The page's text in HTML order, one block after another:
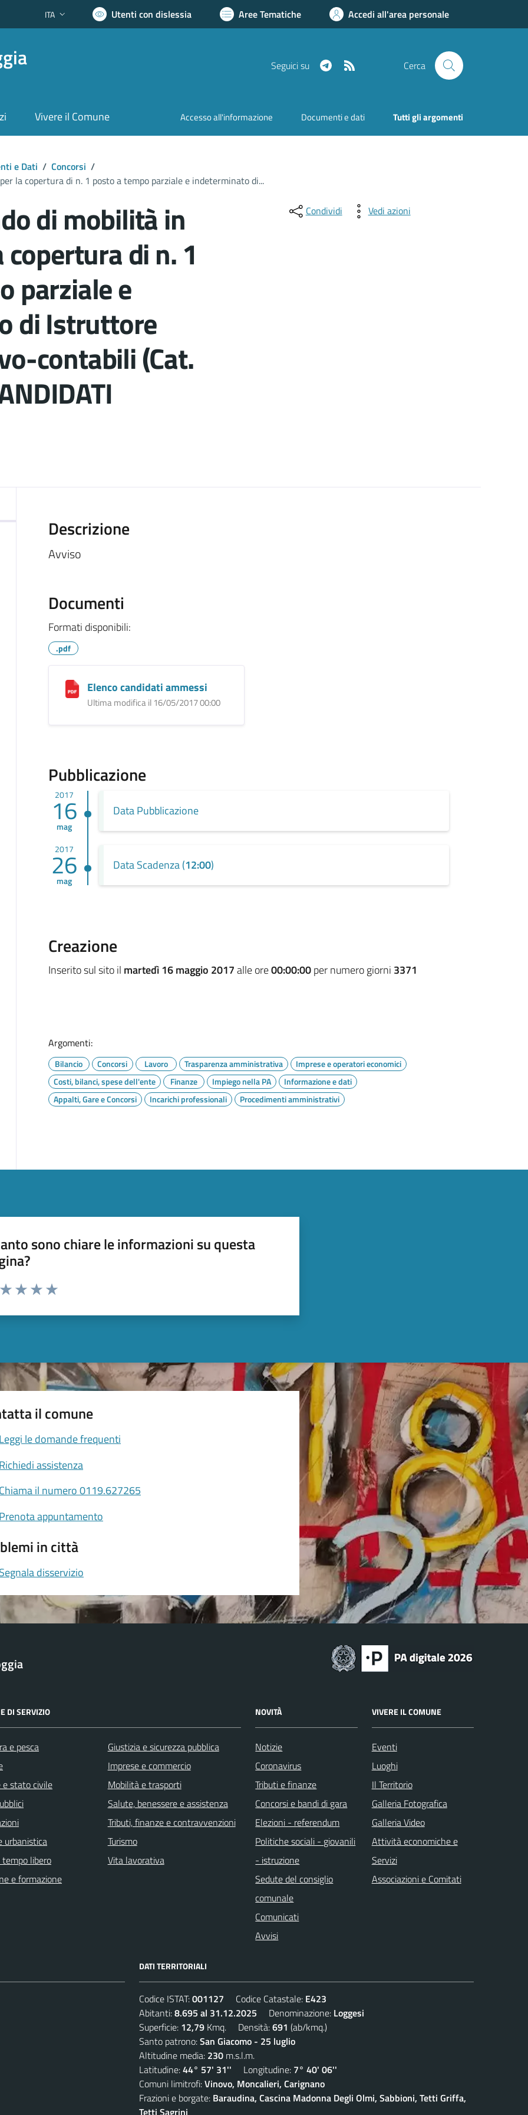
Lingua attiva:
ITA Utenti con dislessia Aree Tematiche Accedi all'area personale
Seguici su Telegram Cerca
Vivere il Comune Accesso all'informazione Documenti e dati Tutti gli argomenti
e Dati / Concorsi /
la copertura di n. 1 posto a tempo parziale e indeterminato di...
di mobilità in
di n. 1
parziale e
di Istruttore
contabili (Cat.
Condividi Vedi azioni
Descrizione
Avviso
Documenti
Formati disponibili:
.pdf
Elenco candidati ammessi
Ultima modifica il 16/05/2017 00:00
Pubblicazione
2017
16
mag
Data Pubblicazione
2017
26
mag
Data Scadenza (12:00)
Creazione
Inserito sul sito il martedì 16 maggio 2017alle ore00:00:00per numero giorni 3371
Argomenti:
Bilancio Concorsi Lavoro Trasparenza amministrativa
Imprese e operatori economici
Costi, bilanci, spese dell'ente
Finanze Impiego nella PA
Informazione e dati
Appalti, Gare e Concorsi
Incarichi professionali Procedimenti amministrativi
sono chiare le informazioni su questa
da 1 a 5 stelle la pagina
il comune
Leggi le domande frequenti
Richiedi assistenza
Chiama il numero 0119.627265
Prenota appuntamento
in città
Segnala disservizio
DI SERVIZIO
e pesca
e stato civile
urbanistica
libero
e formazione
Giustizia e sicurezza pubblica
Imprese e commercio
Mobilità e trasporti
Salute, benessere e assistenza
Tributi, finanze e contravvenzioni
Turismo
Vita lavorativa
NOVITÀ
Notizie
Coronavirus
Tributi e finanze
Concorsi e bandi di gara
Elezioni - referendum
Politiche sociali - giovanili
- istruzione
Sedute del consiglio
comunale
Comunicati
Avvisi
VIVERE IL COMUNE
Eventi
Luoghi
Il Territorio
Galleria Fotografica
Galleria Video
Attività economiche e
Servizi
Associazioni e Comitati
DATI TERRITORIALI
Codice ISTAT:001127 Codice Catastale: E423
Abitanti:8.695 al 31.12.2025 Denominazione: Loggesi
Superficie: 12,79 Kmq. Densità:691 (ab/kmq.)
Santo patrono:San Giacomo - 25 luglio
Altitudine media: 230 m.s.l.m.
Latitudine:44° 57' 31'' Longitudine: 7° 40' 06''
Comuni limitrofi:Vinovo, Moncalieri, Carignano
Frazioni e borgate: Baraudina, Cascina Madonna Degli Olmi, Sabbioni, Tetti Griffa,
Tetti Sagrini